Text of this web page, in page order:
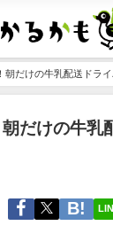
朝だけの牛乳配送ドラ
だけの牛乳